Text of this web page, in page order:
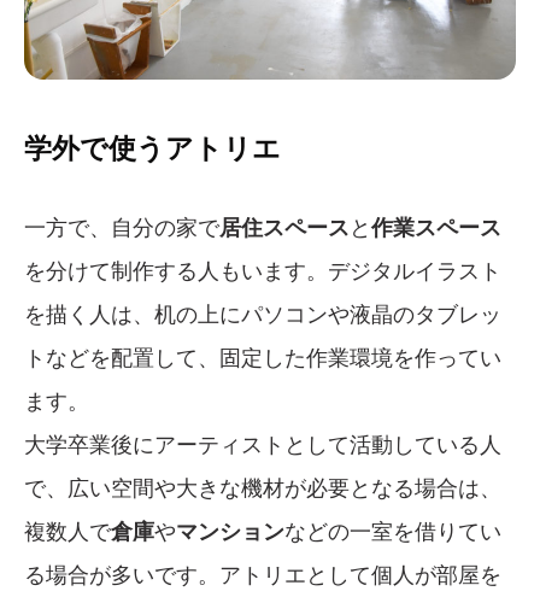
学外で使うアトリエ
一方で、自分の家で居住スペースと作業スペース
を分けて制作する人もいます。デジタルイラスト
を描く人は、机の上にパソコンや液晶のタブレッ
トなどを配置して、固定した作業環境を作ってい
ます。
大学卒業後にアーティストとして活動している人
で、広い空間や大きな機材が必要となる場合は、
複数人で倉庫やマンションなどの一室を借りてい
る場合が多いです。アトリエとして個人が部屋を